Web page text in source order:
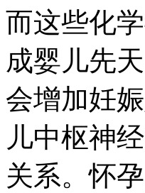
而这些化
成婴儿先
会增加妊
儿中枢神
关系。怀